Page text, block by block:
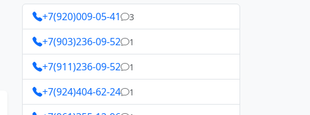
+7(920)009-05-41 3
+7(903)236-09-52 1
+7(911)236-09-52 1
+7(924)404-62-24 1